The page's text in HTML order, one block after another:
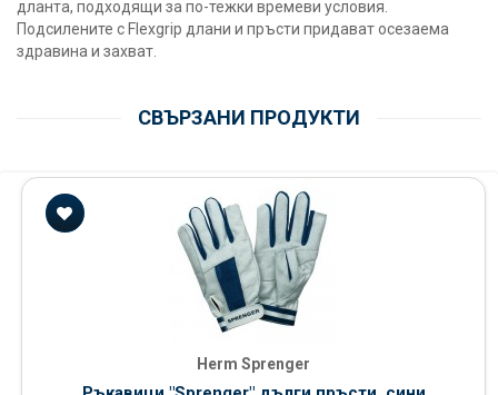
дланта, подходящи за по-тежки времеви условия.
Подсилените с Flexgrip длани и пръсти придават осезаема
здравина и захват.
СВЪРЗАНИ ПРОДУКТИ
Herm Sprenger